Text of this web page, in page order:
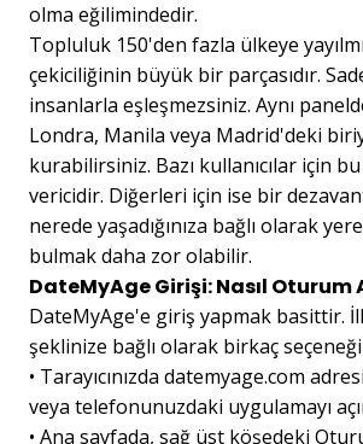
olma eğilimindedir.
Topluluk 150'den fazla ülkeye
çekiciliğinin büyük bir parçasıdır.
insanlarla eşleşmezsiniz. Aynı
Londra, Manila veya Madrid'deki
kurabilirsiniz. Bazı kullanıcılar için
vericidir. Diğerleri için ise bir
nerede yaşadığınıza bağlı olarak
bulmak daha zor olabilir.
DateMyAge Girişi: Nasıl Oturum
DateMyAge'e giriş yapmak basittir.
şeklinize bağlı olarak birkaç
• Tarayıcınızda datemyage.com
veya telefonunuzdaki uygulamayı
• Ana sayfada, sağ üst köşedeki